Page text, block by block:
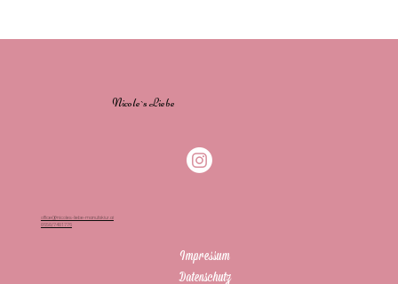
Nicole`s Liebe
office@nicoles-liebe-manufaktur.at
0650/7401776
Impressum
Datenschutz